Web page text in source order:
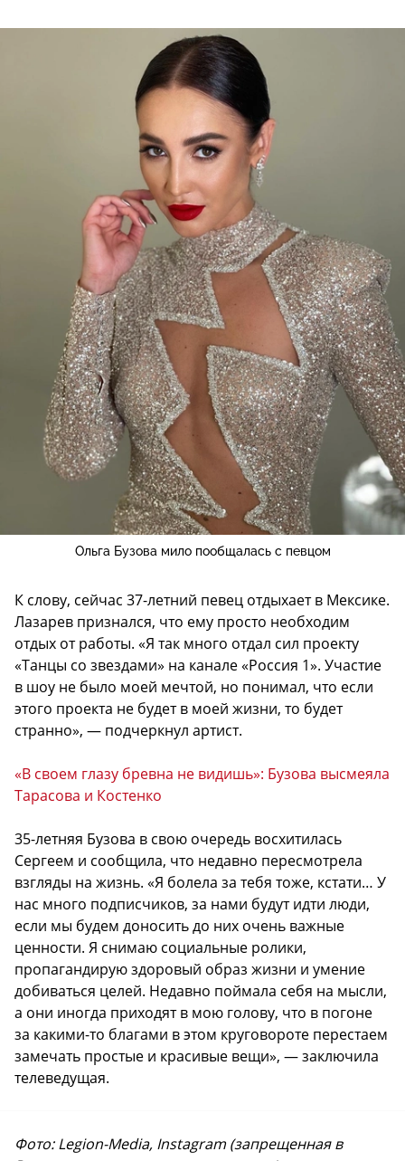
Ольга Бузова мило пообщалась с певцом
К слову, сейчас 37-летний певец отдыхает в Мексике.
Лазарев признался, что ему просто необходим
отдых от работы. «Я так много отдал сил проекту
«Танцы со звездами» на канале «Россия 1». Участие
в шоу не было моей мечтой, но понимал, что если
этого проекта не будет в моей жизни, то будет
странно», — подчеркнул артист.
«В своем глазу бревна не видишь»: Бузова высмеяла
Тарасова и Костенко
35-летняя Бузова в свою очередь восхитилась
Сергеем и сообщила, что недавно пересмотрела
взгляды на жизнь. «Я болела за тебя тоже, кстати… У
нас много подписчиков, за нами будут идти люди,
если мы будем доносить до них очень важные
ценности. Я снимаю социальные ролики,
пропагандирую здоровый образ жизни и умение
добиваться целей. Недавно поймала себя на мысли,
а они иногда приходят в мою голову, что в погоне
за какими-то благами в этом круговороте перестаем
замечать простые и красивые вещи», — заключила
телеведущая.
Фото: Legion-Media, Instagram (запрещенная в